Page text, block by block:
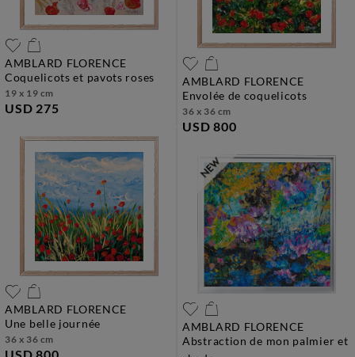
AMBLARD FLORENCE
coquelicots et pavots roses
19 x 19 cm
USD 275
AMBLARD FLORENCE
envolée de coquelicots
36 x 36 cm
USD 800
AMBLARD FLORENCE
une belle journée
36 x 36 cm
AMBLARD FLORENCE
abstraction de mon palmier et